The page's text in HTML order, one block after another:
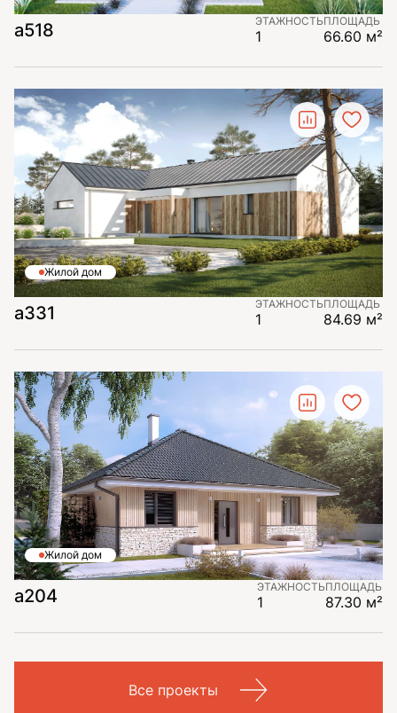
а518 ЭТАЖНОСТЬ
1
ПЛОЩАДЬ
66.60 м²
Жилой дом
а331 ЭТАЖНОСТЬ
1
ПЛОЩАДЬ
84.69 м²
Жилой дом
a204 ЭТАЖНОСТЬ
1
ПЛОЩАДЬ
87.30 м²
Все проекты